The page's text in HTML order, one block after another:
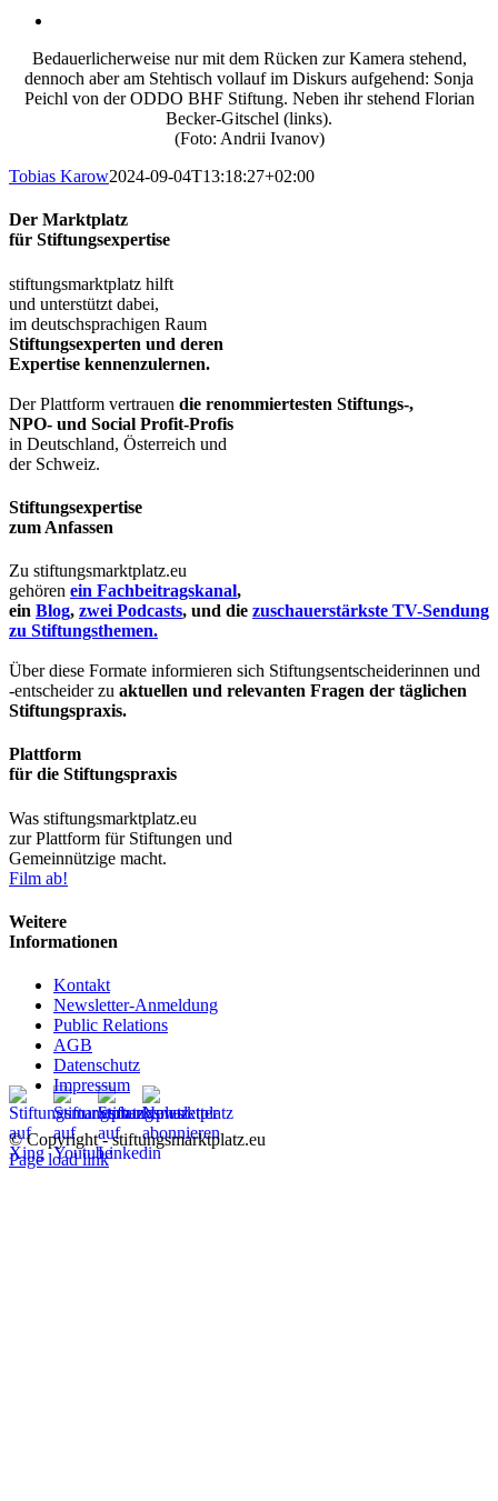
Bedauerlicherweise nur mit dem Rücken zur Kamera stehend,
dennoch aber am Stehtisch vollauf im Diskurs aufgehend: Sonja
Peichl von der ODDO BHF Stiftung. Neben ihr stehend Florian
Becker-Gitschel (links).
(Foto: Andrii Ivanov)
Tobias Karow2024-09-04T13:18:27+02:00
Der Marktplatz
für Stiftungsexpertise
stiftungsmarktplatz hilft
und unterstützt dabei,
im deutschsprachigen Raum
Stiftungsexperten und deren
Expertise kennenzulernen.
Der Plattform vertrauen die renommiertesten Stiftungs-,
NPO- und Social Profit-Profis
in Deutschland, Österreich und
der Schweiz.
Stiftungsexpertise
zum Anfassen
Zu stiftungsmarktplatz.eu
gehören ein Fachbeitragskanal,
ein Blog, zwei Podcasts, und die zuschauerstärkste TV-Sendung
zu Stiftungsthemen.
Über diese Formate informieren sich Stiftungsentscheiderinnen und
-entscheider zu aktuellen und relevanten Fragen der täglichen
Stiftungspraxis.
Plattform
für die Stiftungspraxis
Was stiftungsmarktplatz.eu
zur Plattform für Stiftungen und
Gemeinnützige macht.
Film ab!
Weitere
Informationen
Kontakt
Newsletter-Anmeldung
Public Relations
AGB
Datenschutz
Impressum
© Copyright - stiftungsmarktplatz.eu
Page load link